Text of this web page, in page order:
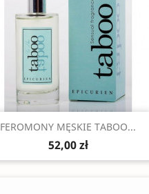
Szybki podgląd
FEROMONY MĘSKIE TABOO...
52,00 zł